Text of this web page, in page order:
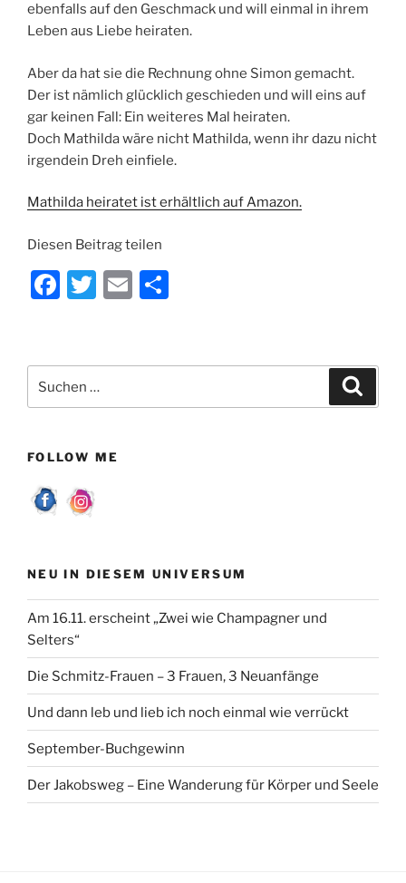
ebenfalls auf den Geschmack und will einmal in ihrem
Leben aus Liebe heiraten.
Aber da hat sie die Rechnung ohne Simon gemacht.
Der ist nämlich glücklich geschieden und will eins auf
gar keinen Fall: Ein weiteres Mal heiraten.
Doch Mathilda wäre nicht Mathilda, wenn ihr dazu nicht
irgendein Dreh einfiele.
Mathilda heiratet ist erhältlich auf Amazon.
Diesen Beitrag teilen
F
e
b
o
k
T
er
E
l
n
nach:
FOLLOW ME
NEU IN DIESEM UNIVERSUM
Am 16.11. erscheint „Zwei wie Champagner und
Selters“
Die Schmitz-Frauen – 3 Frauen, 3 Neuanfänge
Und dann leb und lieb ich noch einmal wie verrückt
September-Buchgewinn
Der Jakobsweg – Eine Wanderung für Körper und Seele